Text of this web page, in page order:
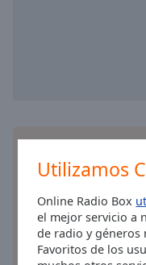
Utilizamos
Online Radio Box
el mejor servicio a
de radio y géneros
Favoritos de los
Style
Family
su teléfono y